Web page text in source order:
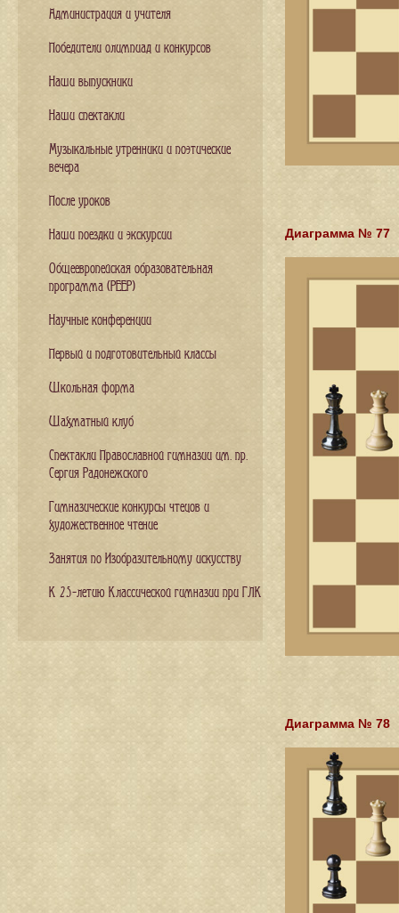
Диаграмма № 77
Диаграмма № 78
Администрация и учителя
Победители олимпиад и конкурсов
Наши выпускники
Наши спектакли
Музыкальные утренники и поэтические
вечера
После уроков
Наши поездки и экскурсии
Общеевропейская образовательная
программа (PEEP)
Научные конференции
Первый и подготовительный классы
Школьная форма
Шахматный клуб
Спектакли Православной гимназии им. пр.
Сергия Радонежского
Гимназические конкурсы чтецов и
художественное чтение
Занятия по Изобразительному искусству
К 25-летию Классической гимназии при ГЛК